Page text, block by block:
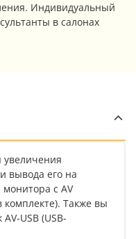
Индивидуальный
в салонах
увеличения
вывода его на
с AV
комплекте). Также вы
USB (USB-